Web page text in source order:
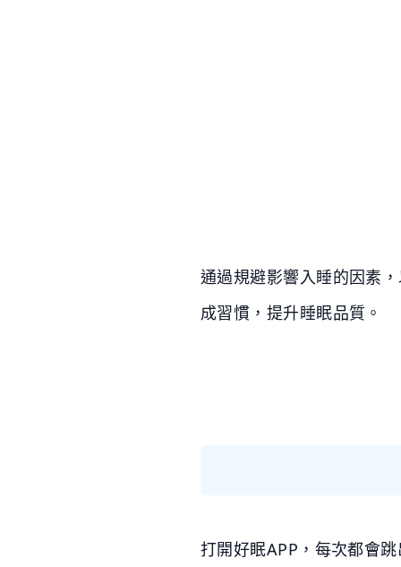
通過規避影響入睡的因素
成習慣，提升睡眠品質。
打開好眠APP，每次都會